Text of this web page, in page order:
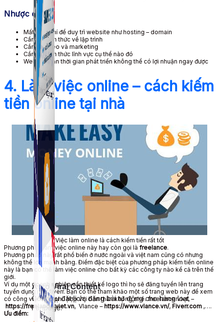
Auto Viral Content
Công cụ đặt lịch, đăng bài tự động cho hàng loạt
Fanpage.
Simple Zalo
Hỗ trợ kết bạn, gửi tin nhắn chăm sóc khách hàng trên
Zalo.
Nhược điểm:
Mất kinh phí để duy trì website như hosting – domain
Cần có kiến thức về lập trình
Cần biết seo và marketing
Cần có kiến thức lĩnh vực cụ thể nào đó
Website cần thời gian phát triển không thể có lợi nhuận ngay được
4. Làm việc online – cách kiếm
tiền online tại nhà
Việc làm online là cách kiếm tiền rất tốt
Phương pháp làm việc online này hay còn gọi là freelance.
Phương pháp này rất phổ biến ở nước ngoài và việt nam cũng có nhưng
không thể lớn mạnh bằng. Điểm đặc biệt của phương pháp kiếm tiền online
này là bạn có thể làm việc online cho bất kỳ các công ty nào kể cả trên thế
giới.
Ví dụ một doanh nghiệp cần thiết kế logo thì họ sẽ đăng tuyển lên trang
tuyển dụng như fiverr. Bạn có thể tham khảo một số trang web này để xem
có công việc nào phù hợp với bản thân không nhé. freelancerviet, –
https://freelancerviet.vn, Vlance – https://www.vlance.vn/, Fiverr.com ,….
Ưu điểm: